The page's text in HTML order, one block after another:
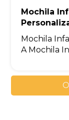
Mochila
Mochila
A Mochila